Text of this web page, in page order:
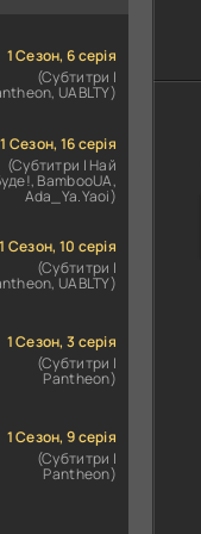
1 Сезон, 6 серія
(Субтитри |
UABLTY)
1 Сезон, 16 серія
(Субтитри | Най
BambooUA,
Ada_Ya.Yaoi)
1 Сезон, 10 серія
(Субтитри |
UABLTY)
1 Сезон, 3 серія
(Субтитри |
Pantheon)
1 Сезон, 9 серія
(Субтитри |
Pantheon)